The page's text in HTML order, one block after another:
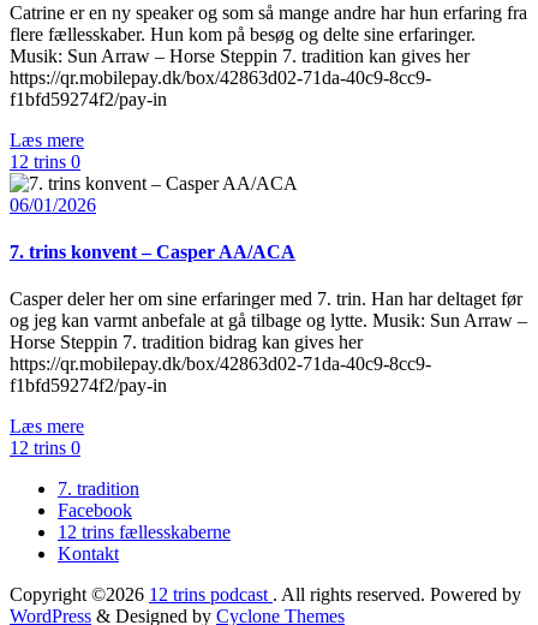
Catrine er en ny speaker og som så mange andre har hun erfaring fra
flere fællesskaber. Hun kom på besøg og delte sine erfaringer.
Musik: Sun Arraw – Horse Steppin 7. tradition kan gives her
https://qr.mobilepay.dk/box/42863d02-71da-40c9-8cc9-
f1bfd59274f2/pay-in
Læs mere
12 trins 0
06/01/2026
7. trins konvent – Casper AA/ACA
Casper deler her om sine erfaringer med 7. trin. Han har deltaget før
og jeg kan varmt anbefale at gå tilbage og lytte. Musik: Sun Arraw –
Horse Steppin 7. tradition bidrag kan gives her
https://qr.mobilepay.dk/box/42863d02-71da-40c9-8cc9-
f1bfd59274f2/pay-in
Læs mere
12 trins 0
7. tradition
Facebook
12 trins fællesskaberne
Kontakt
Copyright ©2026 12 trins podcast . All rights reserved. Powered by
WordPress & Designed by Cyclone Themes